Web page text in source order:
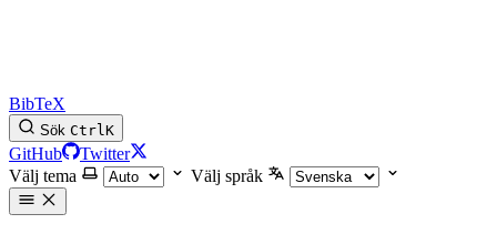
BibTeX
Sök CtrlK
GitHub
Twitter
Välj tema
Välj språk